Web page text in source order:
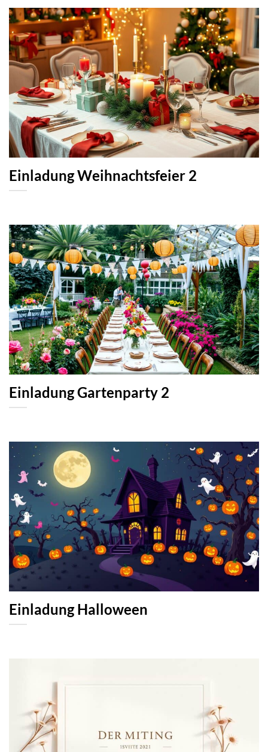
Einladung Weihnachtsfeier 2
Einladung Gartenparty 2
Einladung Halloween